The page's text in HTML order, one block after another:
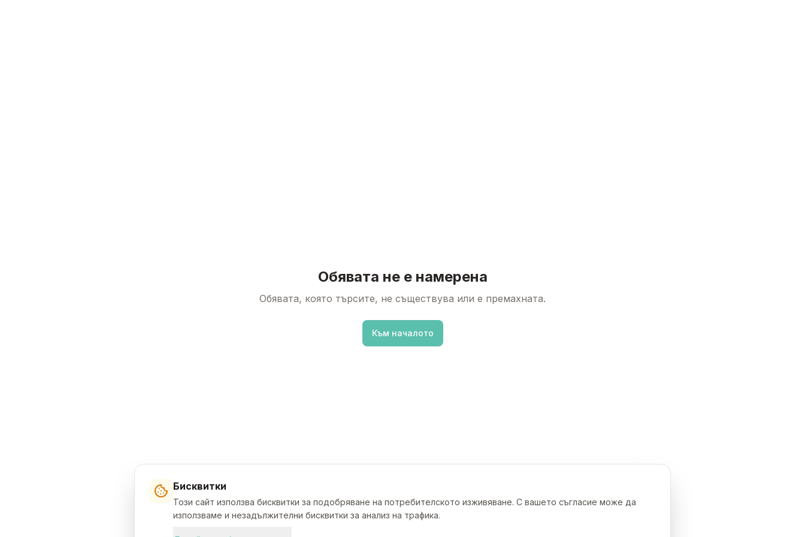
Обявата не е намерена
Обявата, която търсите, не съществува или е премахната.
Към началото
Бисквитки
Този сайт използва бисквитки за подобряване на потребителското изживяване. С вашето съгласие може да
използваме и незадължителни бисквитки за анализ на трафика.